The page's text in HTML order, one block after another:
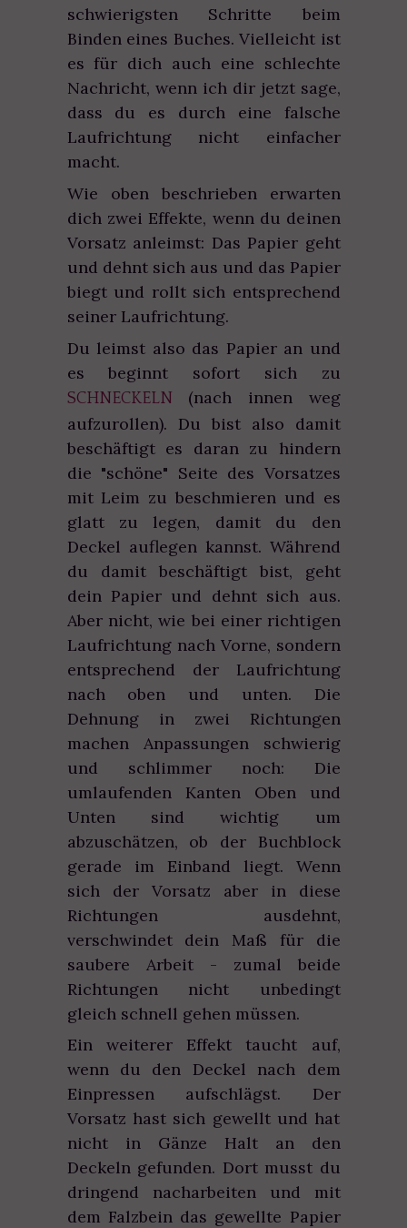
schwierigsten Schritte beim
Binden eines Buches. Vielleicht ist
es für dich auch eine schlechte
Nachricht, wenn ich dir jetzt sage,
dass du es durch eine falsche
Laufrichtung nicht einfacher
macht.
Wie oben beschrieben erwarten
dich zwei Effekte, wenn du deinen
Vorsatz anleimst: Das Papier geht
und dehnt sich aus und das Papier
biegt und rollt sich entsprechend
seiner Laufrichtung.
Du leimst also das Papier an und
es beginnt sofort sich zu
SCHNECKELN (nach innen weg
aufzurollen). Du bist also damit
beschäftigt es daran zu hindern
die "schöne" Seite des Vorsatzes
mit Leim zu beschmieren und es
glatt zu legen, damit du den
Deckel auflegen kannst. Während
du damit beschäftigt bist, geht
dein Papier und dehnt sich aus.
Aber nicht, wie bei einer richtigen
Laufrichtung nach Vorne, sondern
entsprechend der Laufrichtung
nach oben und unten. Die
Dehnung in zwei Richtungen
machen Anpassungen schwierig
und schlimmer noch: Die
umlaufenden Kanten Oben und
Unten sind wichtig um
abzuschätzen, ob der Buchblock
gerade im Einband liegt. Wenn
sich der Vorsatz aber in diese
Richtungen ausdehnt,
verschwindet dein Maß für die
saubere Arbeit - zumal beide
Richtungen nicht unbedingt
gleich schnell gehen müssen.
Ein weiterer Effekt taucht auf,
wenn du den Deckel nach dem
Einpressen aufschlägst. Der
Vorsatz hast sich gewellt und hat
nicht in Gänze Halt an den
Deckeln gefunden. Dort musst du
dringend nacharbeiten und mit
dem Falzbein das gewellte Papier